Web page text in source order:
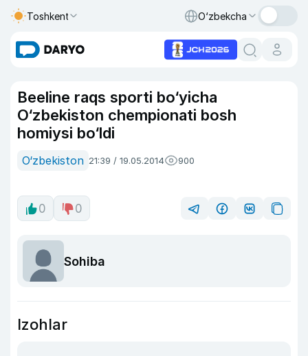
Toshkent O‘zbekcha
Beeline raqs sporti bo‘yicha
O‘zbekiston chempionati bosh
homiysi bo‘ldi
O‘zbekiston 21:39 / 19.05.2014 900
0 0
Sohiba
Izohlar